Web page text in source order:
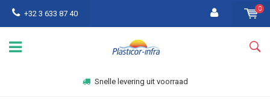
+32 3 633 87 40
0
Snelle levering uit voorraad